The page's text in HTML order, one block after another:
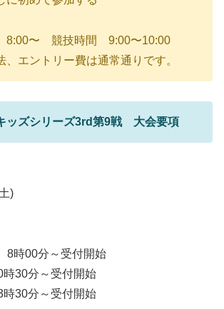
8:00〜 競技時間 9:00〜10:00
、エントリー費は通常通りです。
ッズシリーズ3rd第9戦 大会要項
)
8時00分～受付開始
30分～受付開始
30分～受付開始